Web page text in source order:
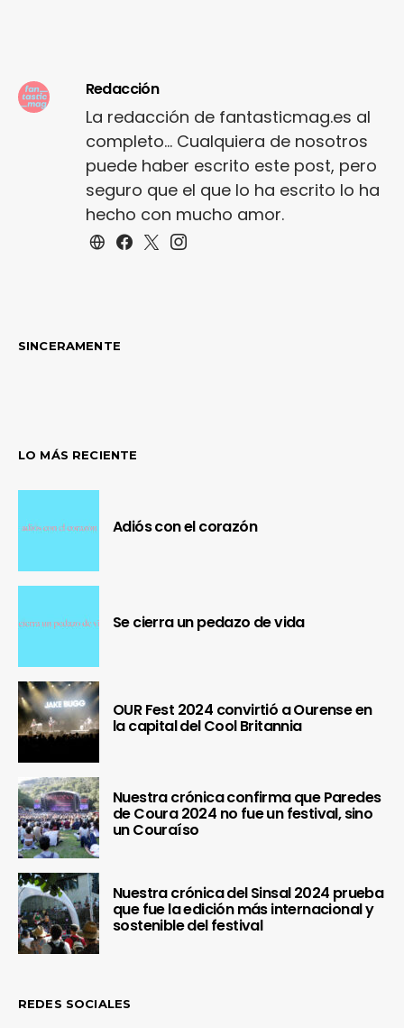
Redacción
La redacción de fantasticmag.es al
completo... Cualquiera de nosotros
puede haber escrito este post, pero
seguro que el que lo ha escrito lo ha
hecho con mucho amor.
SINCERAMENTE
LO MÁS RECIENTE
Adiós con el corazón
Se cierra un pedazo de vida
OUR Fest 2024 convirtió a Ourense en
la capital del Cool Britannia
Nuestra crónica confirma que Paredes
de Coura 2024 no fue un festival, sino
un Couraíso
Nuestra crónica del Sinsal 2024 prueba
que fue la edición más internacional y
sostenible del festival
REDES SOCIALES